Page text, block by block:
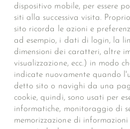
dispositivo mobile, per essere
siti alla successiva visita.
sito ricorda le azioni e
ad esempio, i dati di login, la
dimensioni dei caratteri, altre
visualizzazione, ecc.) in modo
indicate nuovamente quando
detto sito o navighi da una
cookie, quindi, sono usati per
informatiche, monitoraggio di
memorizzazione di